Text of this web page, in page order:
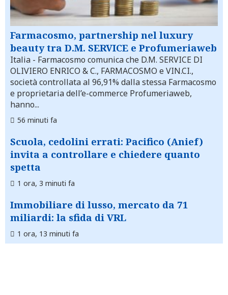
Farmacosmo, partnership nel luxury
beauty tra D.M. SERVICE e Profumeriaweb
Italia - Farmacosmo comunica che D.M. SERVICE DI
OLIVIERO ENRICO & C., FARMACOSMO e VIN.CI.,
società controllata al 96,91% dalla stessa Farmacosmo
e proprietaria dell’e-commerce Profumeriaweb,
hanno...
56 minuti fa
Scuola, cedolini errati: Pacifico (Anief)
invita a controllare e chiedere quanto
spetta
1 ora, 3 minuti fa
Immobiliare di lusso, mercato da 71
miliardi: la sfida di VRL
1 ora, 13 minuti fa